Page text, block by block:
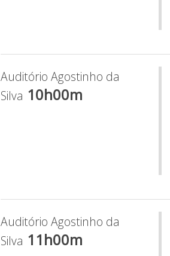
Auditório Agostinho da
Silva 10h00m
Auditório Agostinho da
Silva 11h00m